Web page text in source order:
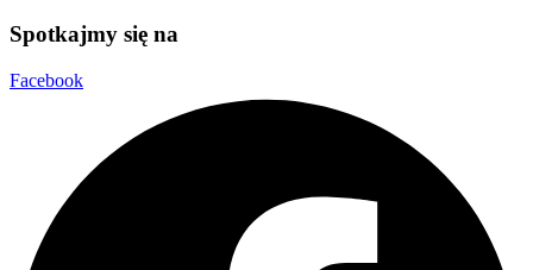
Spotkajmy się na
Facebook